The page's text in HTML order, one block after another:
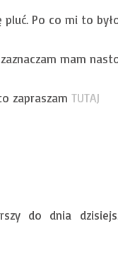
Po co mi to
mam
zapraszam TUTAJ
do dnia